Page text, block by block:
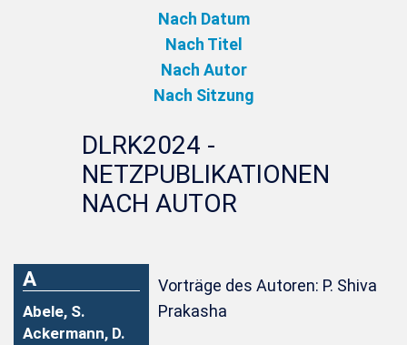
Nach Datum
Nach Titel
Nach Autor
Nach Sitzung
DLRK2024 -
NETZPUBLIKATIONEN
NACH AUTOR
A
Abele, S.
Ackermann, D.
Vorträge des Autoren: P. Shiva
Prakasha